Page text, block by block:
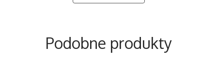
Podobne produkty